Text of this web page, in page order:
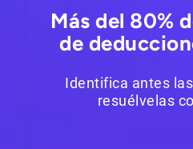
Más del 80%
de
Identifica antes
resuélvelas